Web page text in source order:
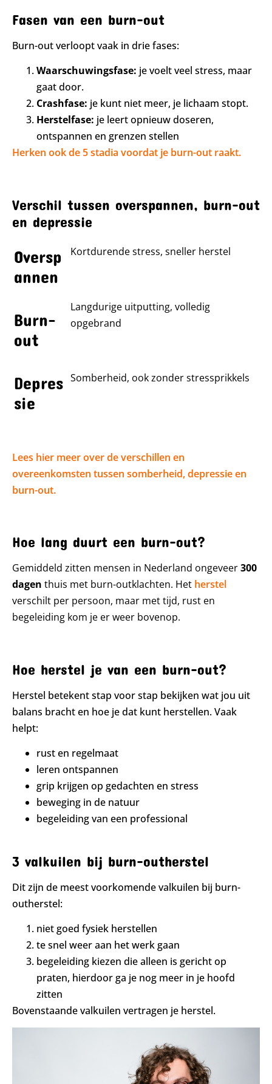
Fasen van een burn-out
Burn-out verloopt vaak in drie fases:
Waarschuwingsfase: je voelt veel stress, maar
gaat door.
Crashfase: je kunt niet meer, je lichaam stopt.
Herstelfase: je leert opnieuw doseren,
ontspannen en grenzen stellen
Herken ook de 5 stadia voordat je burn-out raakt.
Verschil tussen overspannen, burn-out
en depressie
Oversp
annen
Kortdurende stress, sneller herstel
Burn-
out
Langdurige uitputting, volledig
opgebrand
Depres
sie
Somberheid, ook zonder stressprikkels
Lees hier meer over de verschillen en
overeenkomsten tussen somberheid, depressie en
burn-out.
Hoe lang duurt een burn-out?
Gemiddeld zitten mensen in Nederland ongeveer300
dagen thuis met burn-outklachten. Het herstel
verschilt per persoon, maar met tijd, rust en
begeleiding kom je er weer bovenop.
Hoe herstel je van een burn-out?
Herstel betekent stap voor stap bekijken wat jou uit
balans bracht en hoe je dat kunt herstellen. Vaak
helpt:
rust en regelmaat
leren ontspannen
grip krijgen op gedachten en stress
beweging in de natuur
begeleiding van een professional
3 valkuilen bij burn-outherstel
Dit zijn de meest voorkomende valkuilen bij burn-
outherstel:
niet goed fysiek herstellen
te snel weer aan het werk gaan
begeleiding kiezen die alleen is gericht op
praten, hierdoor ga je nog meer in je hoofd
zitten
Bovenstaande valkuilen vertragen je herstel.